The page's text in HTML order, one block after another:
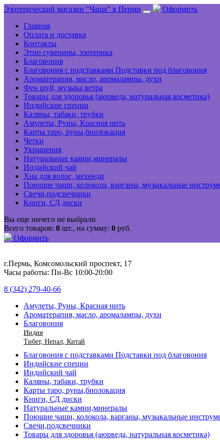
Эзотерический магазин "Чаша" в Перми
Оформить
Главная
Оплата и доставка
Контакты
Этно сувениры, эзотерика
Благовония
Благовония с подставками Подставки под благовония
Ароматерапия, масло, аромалампы, духи
Фен шуй, музыка ветра
Товары для здоровья (аюрведа, натуральная косметика)
Индийские специи
Каляны, табаки, трубки
Амулеты, Руны, Красная нить
Карты таро, руны,биолокация
Четки
Украшения
Натуральные камни,минералы
Индийский чай
Хна для волос, мехенди
Поющие чаши, колокола, варганы, музыкальные
Свечи,подсвечники
Книги, СД диски
Вы еще ничего не выбрали
Всего товаров: 0 шт., на сумму: 0 руб.
Оформить
г.Пермь, Комсомольский проспект, 17
Часы работы: Пн-Вс 10:00-20:00
8 (342) 279-40-66
Амулеты, Руны, Красная нить
Ароматерапия, масло, аромалампы, духи
Благовония
Индия
Тибет, Непал, Китай
Благовония с подставками Подставки под благовония
Индийские специи
Индийский чай
Каляны, табаки, трубки
Карты таро, руны,биолокация
Книги, СД диски
Натуральные камни,минералы
Поющие чаши, колокола, варганы, музыкальные
Свечи,подсвечники
Товары для здоровья (аюрведа, натуральная косметика)